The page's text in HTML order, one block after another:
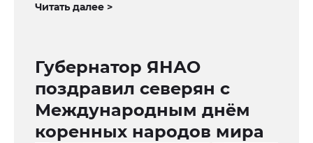
Читать далее >
Губернатор ЯНАО
поздравил северян с
Международным днём
коренных народов мира